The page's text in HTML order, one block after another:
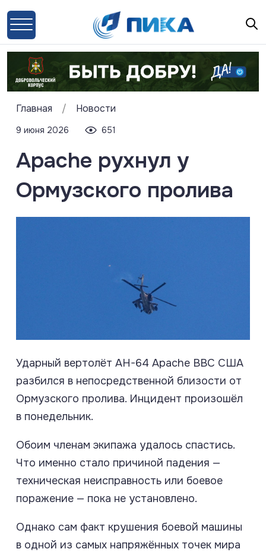
Главная / Новости
9 июня 2026 651
Apache рухнул у
Ормузского пролива
Ударный вертолёт AH-64 Apache ВВС США
разбился в непосредственной близости от
Ормузского пролива. Инцидент произошёл
в понедельник.
Обоим членам экипажа удалось спастись.
Что именно стало причиной падения —
техническая неисправность или боевое
поражение — пока не установлено.
Однако сам факт крушения боевой машины
в одной из самых напряжённых точек мира